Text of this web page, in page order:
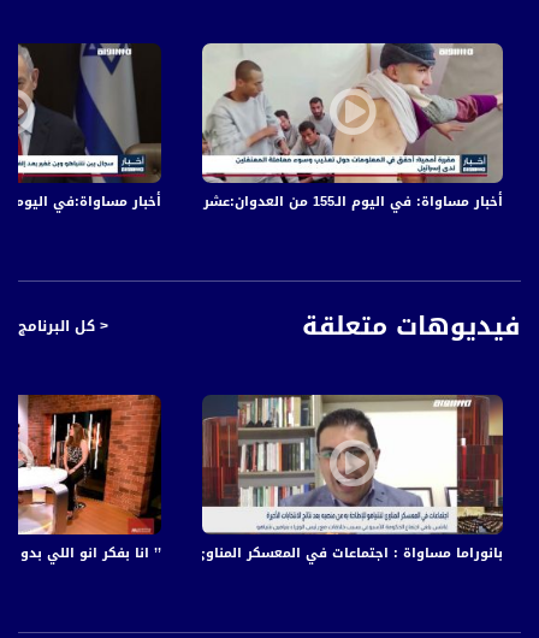
أخبار مساواة:في اليوم الـ152 من العدوان: عشرات الشهداء والجرحى في قصف الاحتلال المتواصل على أخبار مساواة: في اليوم الـ155 من العدوان:عشرات الشهداء والجرحى في قصف الاحتلال المتواصل على قطاع غزة
فيديوهات متعلقة < كل البرنامج
’’ انا بفكر انو اللي بدو يقرر يجيب
بانوراما مساواة : اجتماعات في المعسكر المناوئ لنتنياهو للإطاحة به من منصبه